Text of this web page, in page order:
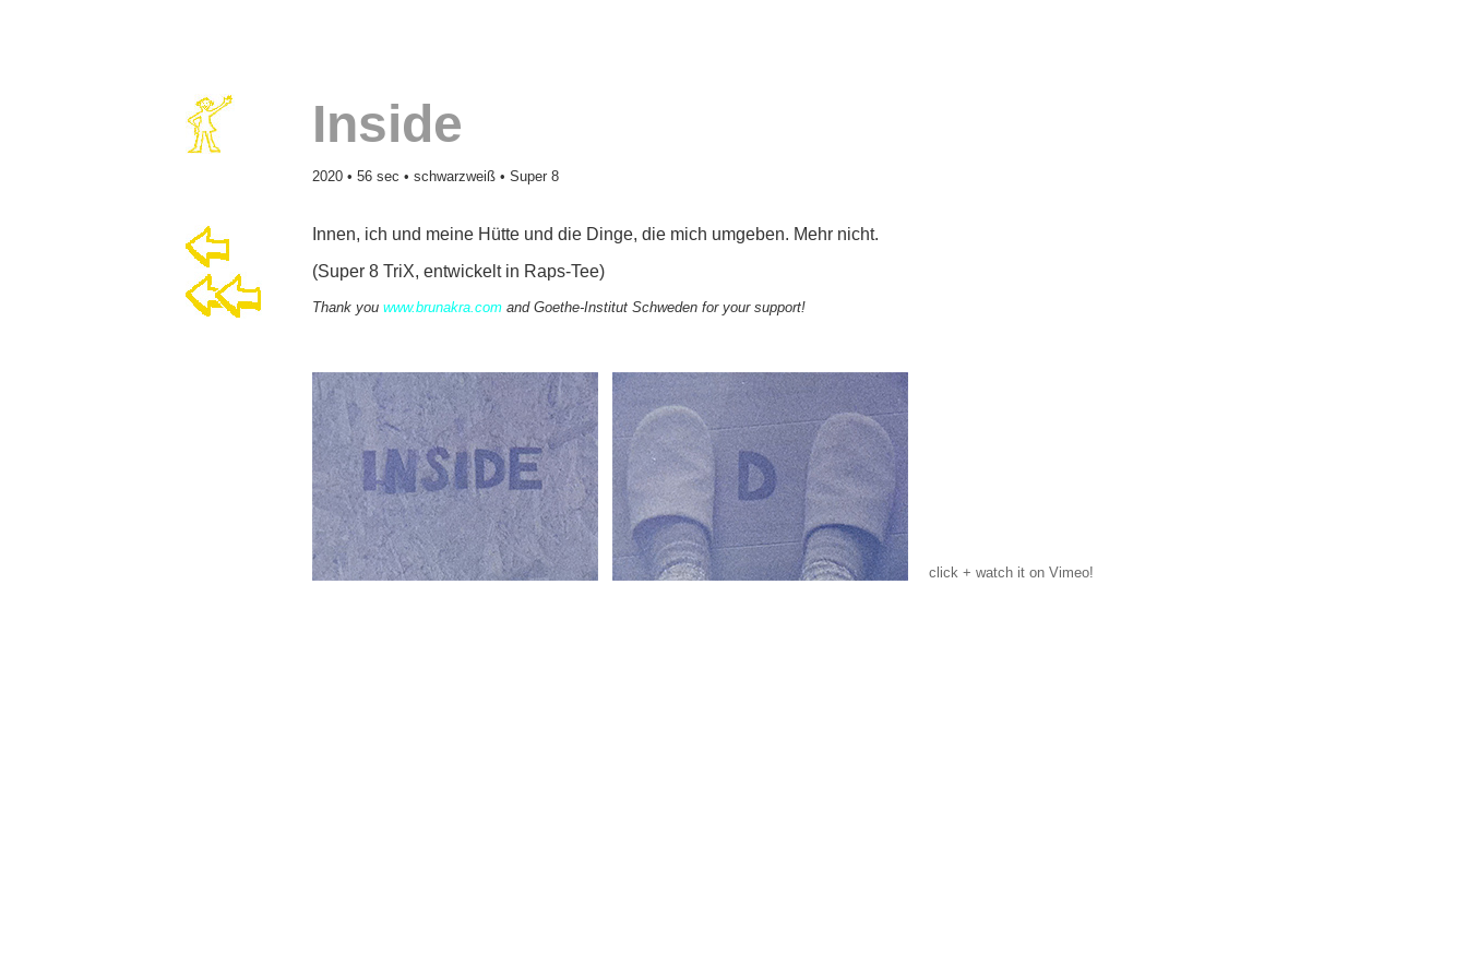
Inside
2020 • 56 sec • schwarzweiß • Super 8
Innen, ich und meine Hütte und die Dinge, die mich umgeben. Mehr nicht.
(Super 8 TriX, entwickelt in Raps-Tee)
Thank you www.brunakra.comand Goethe-Institut Schweden for your support!
click + watch it on Vimeo!